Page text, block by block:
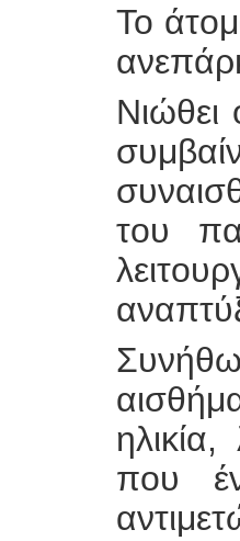
Το
Νιώθει
του
που